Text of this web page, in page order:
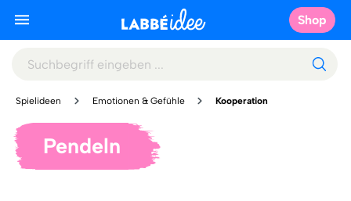
Shop
Spielideen Emotionen & Gefühle Kooperation
Pendeln